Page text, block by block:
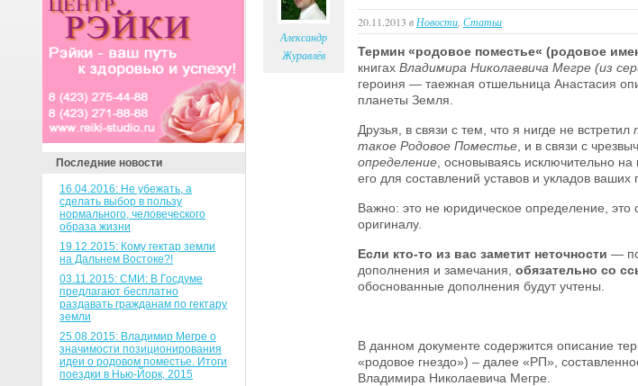
Последние новости
16.04.2016: Не убежать, а
сделать выбор в пользу
нормального, человеческого
образа жизни
19.12.2015: Кому гектар земли
на Дальнем Востоке?!
03.11.2015: СМИ: В Госдуме
предлагают бесплатно
раздавать гражданам по гектару
земли
25.08.2015: Владимир Мегре о
значимости позиционирования
идеи о родовом поместье. Итоги
поездки в Нью-Йорк, 2015
Александр
Журавлёв
20.11.2013 в Новости Статьи
Термин «родовое поместье« (родовое
книгах Владимира Николаевича Мегре (из
героиня — таежная отшельница Анастасия
планеты Земля.
Друзья, в связи с тем, что я нигде не встретил
такое Родовое Поместье , и в связи с
определение , основываясь исключительно
его для составлений уставов и укладов
Важно: это не юридическое определение, это
оригиналу.
Если кто-то из вас заметит неточности —
дополнения и замечания, обязательно со
обоснованные дополнения будут учтены.
В данном документе содержится описание
«родовое гнездо») – далее «РП»,
Владимира Николаевича Мегре.